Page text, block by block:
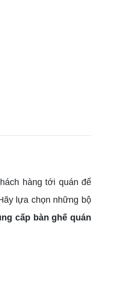
hàng tới quán để
lựa chọn những bộ
cấp bàn ghế quán